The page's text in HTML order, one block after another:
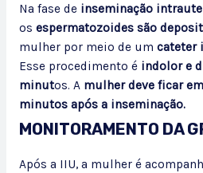
Na fase de inseminação
os espermatozoides são
mulher por meio de um cateter
Esse procedimento éindolor e
minutos. A mulher deve ficar
minutos após a inseminação.
MONITORAMENTO DA
Após a IIU, a mulher é